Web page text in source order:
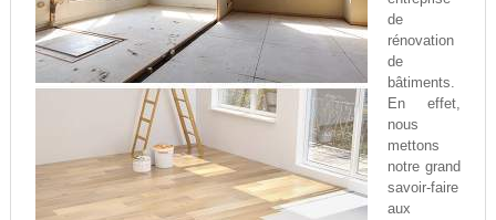
de
rénovation
de
bâtiments.
En effet,
nous
mettons
notre grand
savoir-faire
aux